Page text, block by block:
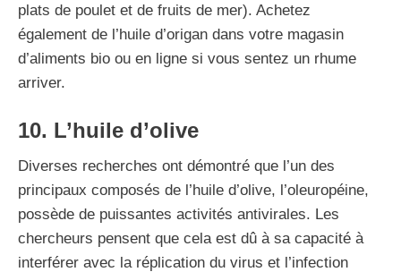
plats de poulet et de fruits de mer). Achetez
également de l’huile d’origan dans votre magasin
d’aliments bio ou en ligne si vous sentez un rhume
arriver.
10. L’huile d’olive
Diverses recherches ont démontré que l’un des
principaux composés de l’huile d’olive, l’oleuropéine,
possède de puissantes activités antivirales. Les
chercheurs pensent que cela est dû à sa capacité à
interférer avec la réplication du virus et l’infection